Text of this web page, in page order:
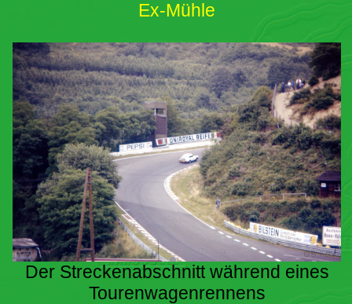
Ex-Mühle
Der Streckenabschnitt während eines
Tourenwagenrennens